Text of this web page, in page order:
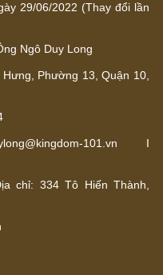
29/06/2022 (Thay đổi lần
Ngô Duy Long
Phường 13, Quận 10,
101.vn I
chỉ: 334 Tô Hiến Thành,